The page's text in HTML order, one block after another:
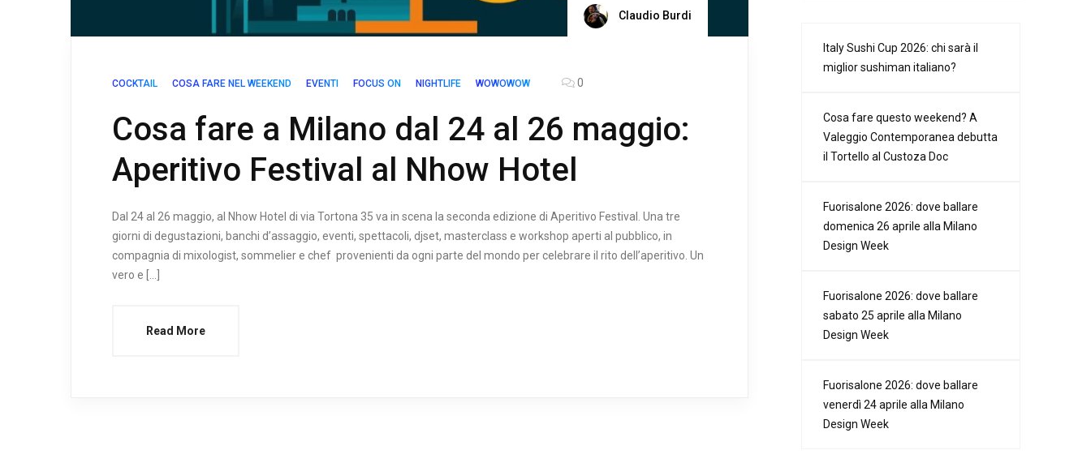
Claudio Burdi
COCKTAIL COSA FARE NEL WEEKEND EVENTI FOCUS ON NIGHTLIFE WOWOWOW 0
Cosa fare a Milano dal 24 al 26 maggio:
Aperitivo Festival al Nhow Hotel
Dal 24 al 26 maggio, al Nhow Hotel di via Tortona 35 va in scena la seconda edizione di Aperitivo Festival. Una tre
giorni di degustazioni, banchi d’assaggio, eventi, spettacoli, djset, masterclass e workshop aperti al pubblico, in
compagnia di mixologist, sommelier e chef provenienti da ogni parte del mondo per celebrare il rito dell’aperitivo. Un
vero e […]
Read More
Italy Sushi Cup 2026: chi sarà il
miglior sushiman italiano?
Cosa fare questo weekend? A
Valeggio Contemporanea debutta
il Tortello al Custoza Doc
Fuorisalone 2026: dove ballare
domenica 26 aprile alla Milano
Design Week
Fuorisalone 2026: dove ballare
sabato 25 aprile alla Milano
Design Week
Fuorisalone 2026: dove ballare
venerdì 24 aprile alla Milano
Design Week